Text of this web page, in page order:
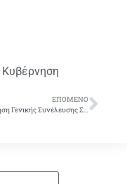
Κυβέρνηση
ΕΠΌΜΕΝΟ
Πρόσκληση Γενικής Συνέλευσης Σ.Υ.Ε.Τ.Ε.